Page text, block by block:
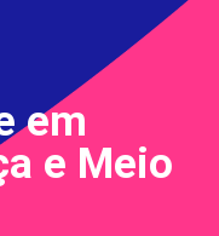
em
e Meio